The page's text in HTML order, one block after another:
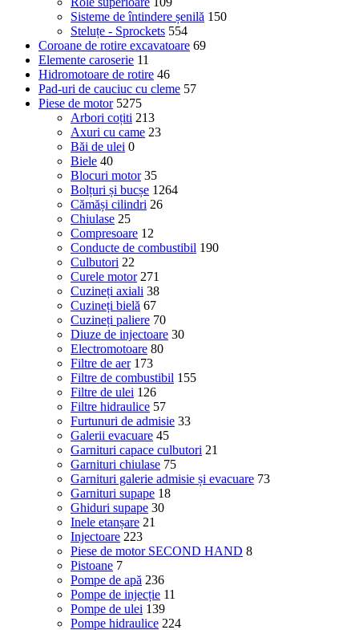
Sisteme de întindere șenilă 150
Steluțe - Sprockets 554
Coroane de rotire excavatoare 69
Elemente caroserie 11
Hidromotoare de rotire 46
Pad-uri de cauciuc cu cleme 57
Piese de motor 5275
Arbori coțiti 213
Axuri cu came 23
Băi de ulei 0
Biele 40
Blocuri motor 35
Bolțuri și bucșe 1264
Cămăși cilindri 26
Chiulase 25
Compresoare 12
Conducte de combustibil 190
Culbutori 22
Curele motor 271
Cuzineți axiali 38
Cuzineți bielă 67
Cuzineți paliere 70
Diuze de injectoare 30
Electromotoare 80
Filtre de aer 173
Filtre de combustibil 155
Filtre de ulei 126
Filtre hidraulice 57
Furtunuri de admisie 33
Galerii evacuare 45
Garnituri capace culbutori 21
Garnituri chiulase 75
Garnituri galerie admisie și evacuare 73
Garnituri supape 18
Ghiduri supape 30
Inele etanșare 21
Injectoare 223
Piese de motor SECOND HAND 8
Pistoane 7
Pompe de apă 236
Pompe de injecție 11
Pompe de ulei 139
Pompe hidraulice 224